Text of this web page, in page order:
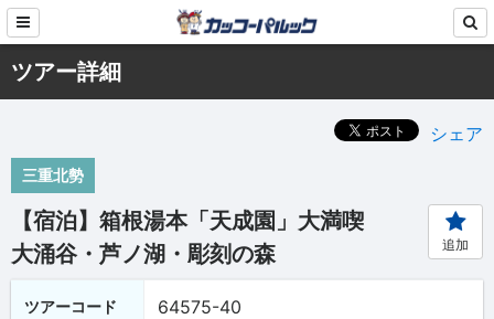
ツアー詳細
シェア
三重北勢
【宿泊】箱根湯本「天成園」大満喫
大涌谷・芦ノ湖・彫刻の森
追加
ツアーコード 64575-40